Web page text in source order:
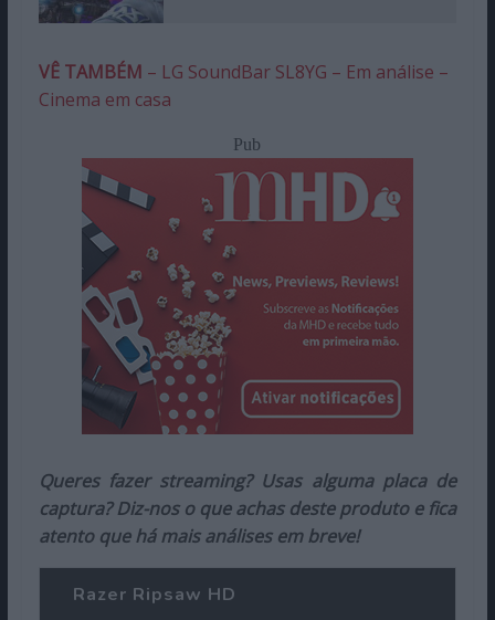
VÊ TAMBÉM – LG SoundBar SL8YG – Em análise –
Cinema em casa
Pub
Queres fazer streaming? Usas alguma placa de
captura? Diz-nos o que achas deste produto e fica
atento que há mais análises em breve!
Razer Ripsaw HD